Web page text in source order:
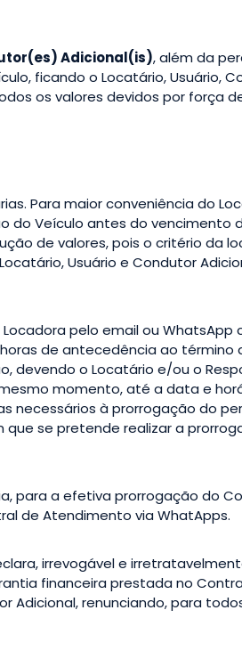
Adicional(is), além da
ficando o Locatário, Usuário,
os valores devidos por força
Para maior conveniência do
do Veículo antes do vencimento
de valores, pois o critério da
Usuário e Condutor
pelo email ou
de antecedência ao término
devendo o Locatário e/ou o
momento, até a data e
necessários à prorrogação do
se pretende realizar a
para a efetiva prorrogação do
de Atendimento via WhatApps.
irrevogável e
financeira prestada no
Adicional, renunciando, para